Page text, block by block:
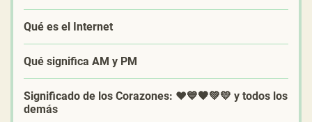
Qué es el Internet
Qué significa AM y PM
Significado de los Corazones: ❤️💙🖤💚💛 y todos los
demás